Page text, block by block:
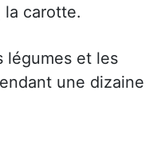
la carotte.
légumes et les
une dizaine